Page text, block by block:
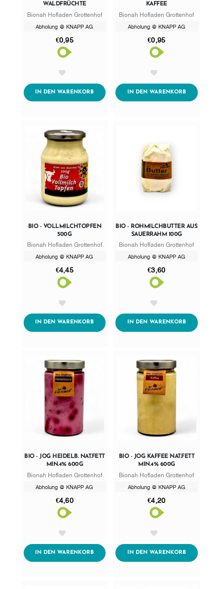
WALDFRÜCHTE
Bionah Hofladen Grottenhof
Abholung @ KNAPP AG
€0,95
IN DEN WARENKORBADDTOCART
KAFFEE
Bionah Hofladen Grottenhof
Abholung @ KNAPP AG
€0,95
IN DEN WARENKORBADDTOCART
BIO - VOLLMILCHTOPFEN
500G
Bionah Hofladen Grottenhof
Abholung @ KNAPP AG
€4,45
IN DEN WARENKORBADDTOCART
BIO - ROHMILCHBUTTER AUS
SAUERRAHM 100G
Bionah Hofladen Grottenhof
Abholung @ KNAPP AG
€3,60
IN DEN WARENKORBADDTOCART
BIO - JOG HEIDELB. NAT.FETT
MIN.4% 600G
Bionah Hofladen Grottenhof
Abholung @ KNAPP AG
€4,60
IN DEN WARENKORBADDTOCART
BIO - JOG KAFFEE NAT.FETT
MIN.4% 600G
Bionah Hofladen Grottenhof
Abholung @ KNAPP AG
€4,20
IN DEN WARENKORBADDTOCART